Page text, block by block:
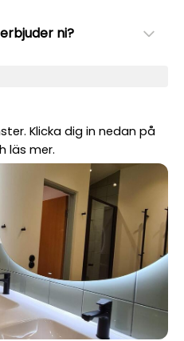
ni?
Klicka dig in nedan på
läs mer.